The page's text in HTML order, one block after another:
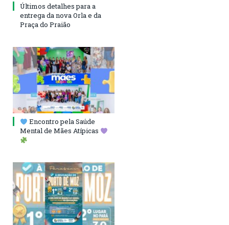
Últimos detalhes para a
entrega da nova Orla e da
Praça do Praião
Encontro pela Saúde
Mental de Mães Atípicas